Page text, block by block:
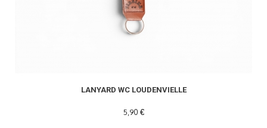
LANYARD WC LOUDENVIELLE
5,90 €